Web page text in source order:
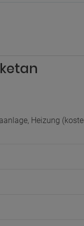
Babysitter-Service
Heizung